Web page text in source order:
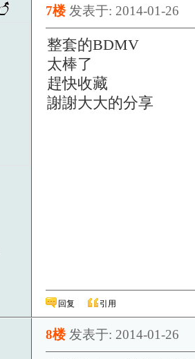
7楼 发表于: 2014-01-26
整套的BDMV
太棒了
趕快收藏
謝謝大大的分享
回复 引用
8楼 发表于: 2014-01-26